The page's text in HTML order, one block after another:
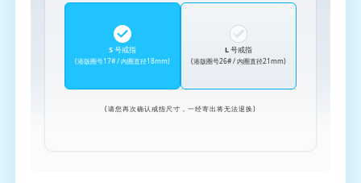
S 号戒指
(港版圈号17# / 内圈直径18mm)
L 号戒指
(港版圈号26# / 内圈直径21mm)
(请您再次确认戒指尺寸，一经寄出将无法退换)